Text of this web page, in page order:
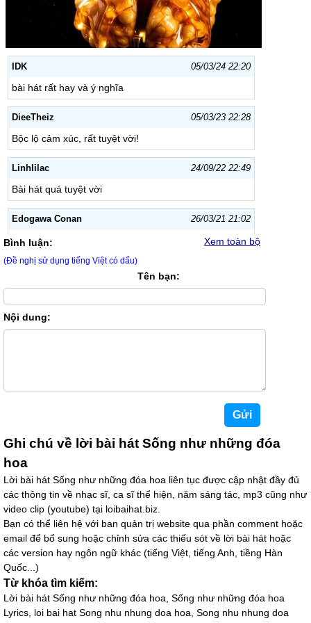
IDK 05/03/24 22:20
bài hát rất hay và ý nghĩa
DieeTheiz 05/03/23 22:28
Bộc lộ cảm xúc, rất tuyệt vời!
Linhlilac 24/09/22 22:49
Bài hát quá tuyệt vời
Edogawa Conan 26/03/21 21:02
rất hay, giai điệu trầm lắng, nhẹ nhàng, nghe êm đềm
và cực kì ý nghĩa!
Xuat xác .duyet
rất có nghĩa ,giai điệu nhẹ nhàng ,nói chung là cực kì
ljnk mju 11/06/16 9:12
05/05/16 17:29
bai hat that tuyet voi
thich nu vien bich 28/03/16 9:59
bai nay rat la hay va mang nhieu y ngia
Nhật tỵ 14/02/16 14:25
Xem toàn bộ
Bình luận:
(Đề nghị sử dụng tiếng Việt có dấu)
Tên bạn:
Nội dung:
Ghi chú về lời bài hát Sống như những đóa
hoa
Lời bài hát Sống như những đóa hoa liên tục được cập nhật đầy đủ
các thông tin về nhạc sĩ, ca sĩ thể hiện, năm sáng tác, mp3 cũng như
video clip (youtube) tại loibaihat.biz.
Bạn có thể liên hệ với ban quản trị website qua phần comment hoặc
email để bổ sung hoặc chỉnh sửa các thiếu sót về lời bài hát hoặc
các version hay ngôn ngữ khác (tiếng Việt, tiếng Anh, tiềng Hàn
Quốc...)
Từ khóa tìm kiếm:
Lời bài hát Sống như những đóa hoa, Sống như những đóa hoa
Lyrics, loi bai hat Song nhu nhung doa hoa, Song nhu nhung doa